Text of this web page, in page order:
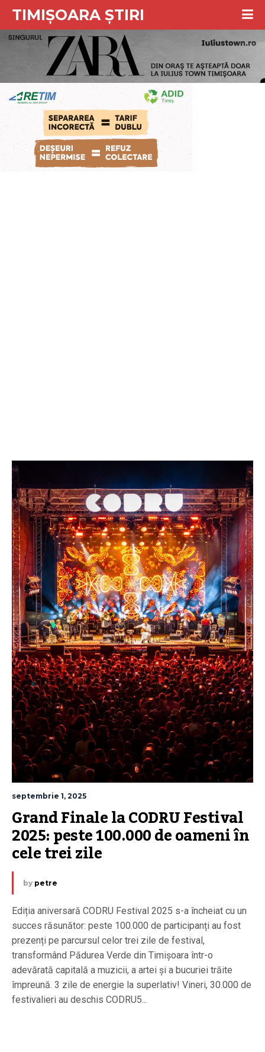
TIMIȘOARA ȘTIRI
septembrie 1, 2025
Grand Finale la CODRU Festival
2025: peste 100.000 de oameni în
cele trei zile
by petre
Ediția aniversară CODRU Festival 2025 s-a încheiat cu un
succes răsunător: peste 100.000 de participanți au fost
prezenți pe parcursul celor trei zile de festival,
transformând Pădurea Verde din Timișoara într-o
adevărată capitală a muzicii, a artei și a bucuriei trăite
împreună. 3 zile de energie la superlativ! Vineri, 30.000 de
festivalieri au deschis CODRU5...